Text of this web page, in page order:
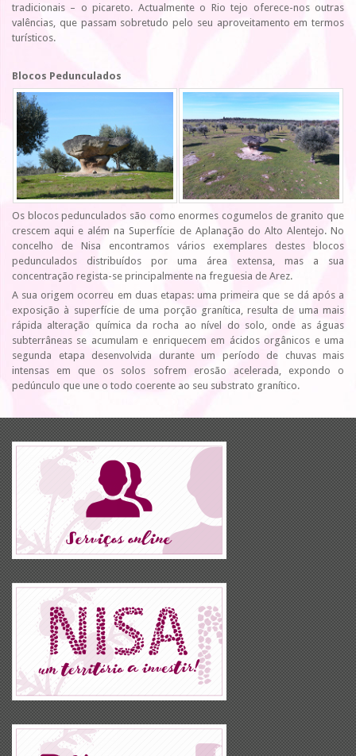
tradicionais – o picareto. Actualmente o Rio tejo oferece-nos outras
valências, que passam sobretudo pelo seu aproveitamento em termos
turísticos.
Blocos Pedunculados
Os blocos pedunculados são como enormes cogumelos de granito que
crescem aqui e além na Superfície de Aplanação do Alto Alentejo. No
concelho de Nisa encontramos vários exemplares destes blocos
pedunculados distribuídos por uma área extensa, mas a sua
concentração regista-se principalmente na freguesia de Arez.
A sua origem ocorreu em duas etapas: uma primeira que se dá após a
exposição à superfície de uma porção granítica, resulta de uma mais
rápida alteração química da rocha ao nível do solo, onde as águas
subterrâneas se acumulam e enriquecem em ácidos orgânicos e uma
segunda etapa desenvolvida durante um período de chuvas mais
intensas em que os solos sofrem erosão acelerada, expondo o
pedúnculo que une o todo coerente ao seu substrato granítico.